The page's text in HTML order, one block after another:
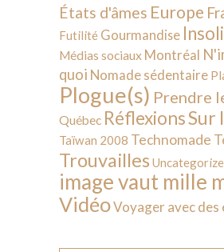
États d'âmes Europe
Futilité Gourmandise
Médias sociaux Montréal
quoi Nomade sédentaire
Plogue(s) Prendre
Québec RéflexionsSur
Taïwan 2008 Technomade
Trouvailles
image vaut mille
VidéoVoyager avec des